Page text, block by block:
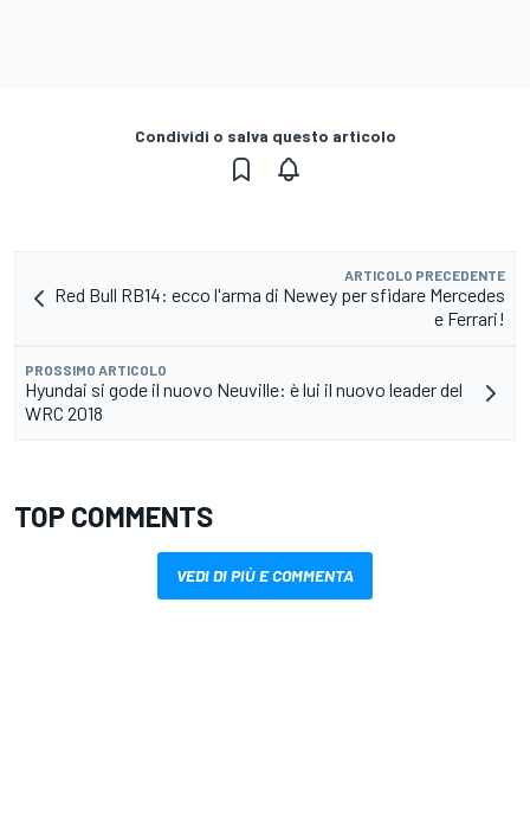
Condividi o salva questo articolo
ARTICOLO PRECEDENTE
Red Bull RB14: ecco l'arma di Newey per sfidare Mercedes
e Ferrari!
PROSSIMO ARTICOLO
Hyundai si gode il nuovo Neuville: è lui il nuovo leader del
WRC 2018
TOP COMMENTS
VEDI DI PIÙ E COMMENTA